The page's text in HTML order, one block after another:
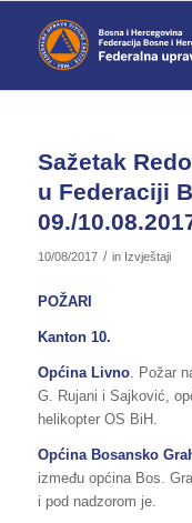
Sažetak
u Federaciji
09./
10/08/2017 / in Izvještaji
POŽARI
Kanton 10.
Općina Livno. Požar
G. Rujani i Sajković,
helikopter OS BiH.
Općina Bosansko
između općina Bos.
i pod nadzorom je.